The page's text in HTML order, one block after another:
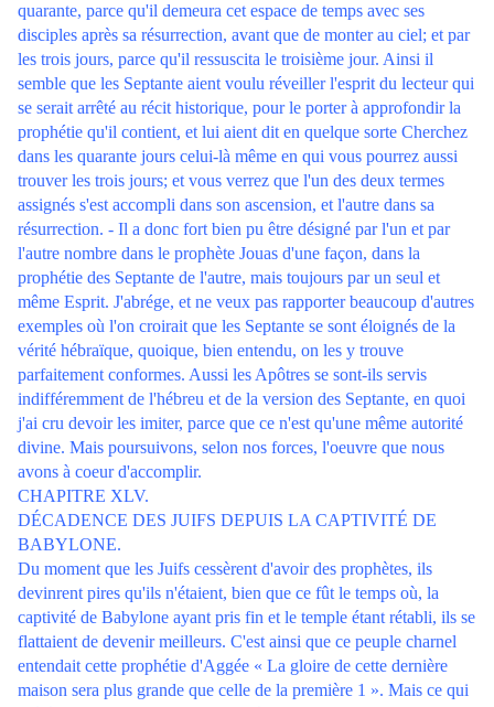
quarante, parce qu'il demeura cet espace de temps avec ses
disciples après sa résurrection, avant que de monter au ciel; et par
les trois jours, parce qu'il ressuscita le troisième jour. Ainsi il
semble que les Septante aient voulu réveiller l'esprit du lecteur qui
se serait arrêté au récit historique, pour le porter à approfondir la
prophétie qu'il contient, et lui aient dit en quelque sorte Cherchez
dans les quarante jours celui-là même en qui vous pourrez aussi
trouver les trois jours; et vous verrez que l'un des deux termes
assignés s'est accompli dans son ascension, et l'autre dans sa
résurrection. - Il a donc fort bien pu être désigné par l'un et par
l'autre nombre dans le prophète Jouas d'une façon, dans la
prophétie des Septante de l'autre, mais toujours par un seul et
même Esprit. J'abrége, et ne veux pas rapporter beaucoup d'autres
exemples où l'on croirait que les Septante se sont éloignés de la
vérité hébraïque, quoique, bien entendu, on les y trouve
parfaitement conformes. Aussi les Apôtres se sont-ils servis
indifféremment de l'hébreu et de la version des Septante, en quoi
j'ai cru devoir les imiter, parce que ce n'est qu'une même autorité
divine. Mais poursuivons, selon nos forces, l'oeuvre que nous
avons à coeur d'accomplir.
CHAPITRE XLV.
DÉCADENCE DES JUIFS DEPUIS LA CAPTIVITÉ DE
BABYLONE.
Du moment que les Juifs cessèrent d'avoir des prophètes, ils
devinrent pires qu'ils n'étaient, bien que ce fût le temps où, la
captivité de Babylone ayant pris fin et le temple étant rétabli, ils se
flattaient de devenir meilleurs. C'est ainsi que ce peuple charnel
entendait cette prophétie d'Aggée « La gloire de cette dernière
maison sera plus grande que celle de la première 1 ». Mais ce qui